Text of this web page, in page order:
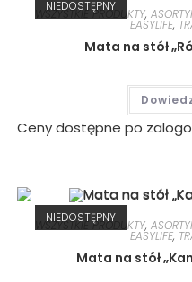
NIEDOSTĘPNY
WSZYSTKIE PRODUKTY,
EASYLIFE,
Mata na stół
Ceny dostępne po
NIEDOSTĘPNY
WSZYSTKIE PRODUKTY,
EASYLIFE,
Mata na stół